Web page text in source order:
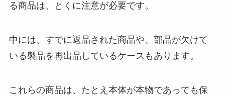
る商品は、とくに注意が必要です。
中には、すでに返品された商品や、部品が欠けて
いる製品を再出品しているケースもあります。
これらの商品は、たとえ本体が本物であっても保